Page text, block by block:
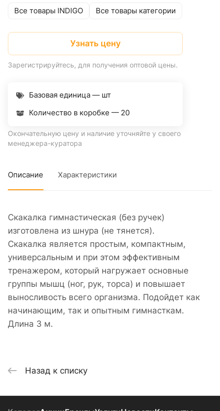
Все товары INDIGO Все товары категории
Узнать цену
Зарегистрируйтесь, для получения оптовой цены.
Базовая единица — шт
Количество в коробке — 20
Окончательную цену и наличие уточняйте у своего
менеджера-куратора
Описание Характеристики
Скакалка гимнастическая (без ручек)
изготовлена из шнура (не тянется).
Скакалка является простым, компактным,
универсальным и при этом эффективным
тренажером, который нагружает основные
группы мышц (ног, рук, торса) и повышает
выносливость всего организма. Подойдет как
начинающим, так и опытным гимнасткам.
Длина 3 м.
Назад к списку